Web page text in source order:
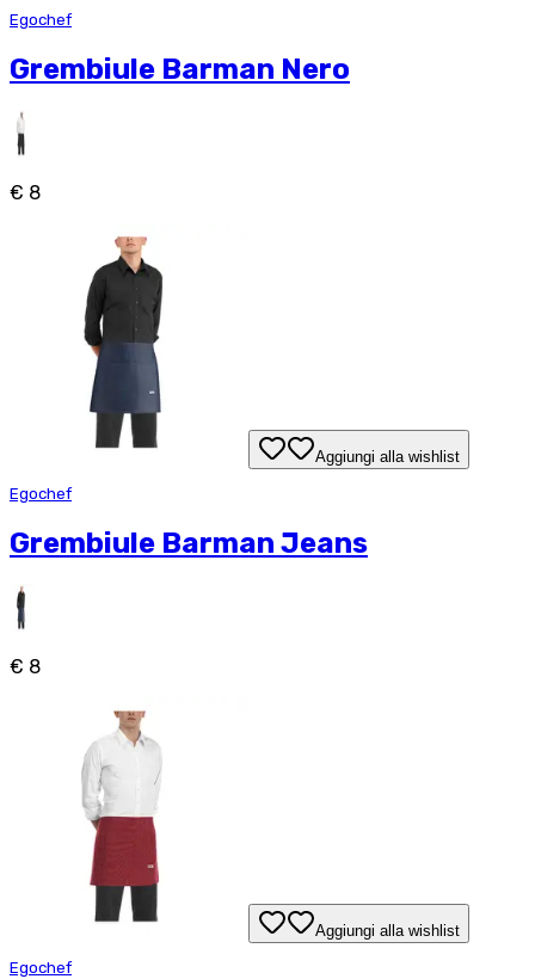
Egochef
Grembiule Barman Nero
€ 8
Aggiungi alla wishlist
Egochef
Grembiule Barman Jeans
€ 8
Aggiungi alla wishlist
Egochef